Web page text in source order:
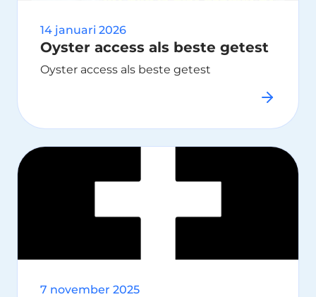
14 januari 2026
Oyster access als beste getest
Oyster access als beste getest
7 november 2025